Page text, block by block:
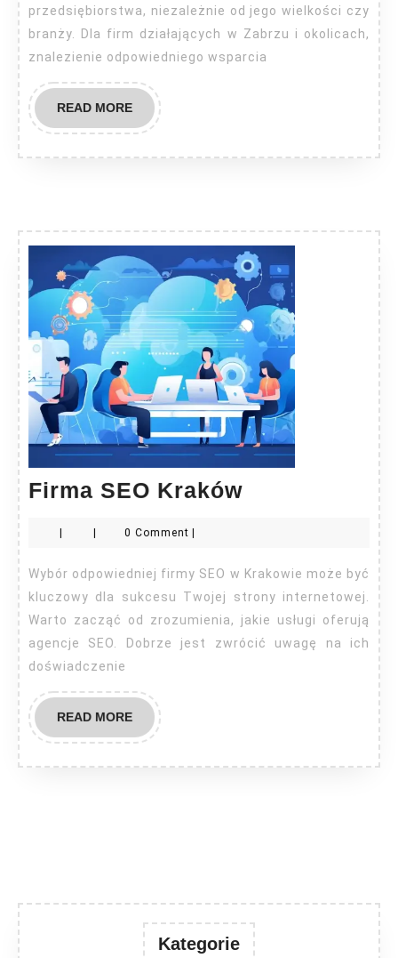
przedsiębiorstwa, niezależnie od jego wielkości czy
branży. Dla firm działających w Zabrzu i okolicach,
znalezienie odpowiedniego wsparcia
READ MOREREAD
MORE
Firma SEO KrakówFirma
0 Comment
Wybór odpowiedniej firmy SEO w Krakowie może być
kluczowy dla sukcesu Twojej strony internetowej.
Warto zacząć od zrozumienia, jakie usługi oferują
agencje SEO. Dobrze jest zwrócić uwagę na ich
doświadczenie
READ MOREREAD
MORE
Kategorie